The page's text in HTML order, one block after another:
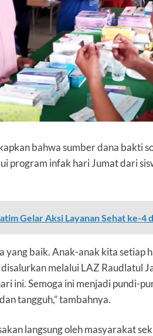
bahwa sumber dana bakti
program infak hari Jumat dari
Gelar Aksi Layanan Sehat ke-
yang baik. Anak-anak kita setiap
melalui LAZ Raudlatul
ini. Semoga ini menjadi pundi-
tangguh,” tambahnya.
langsung oleh masyarakat